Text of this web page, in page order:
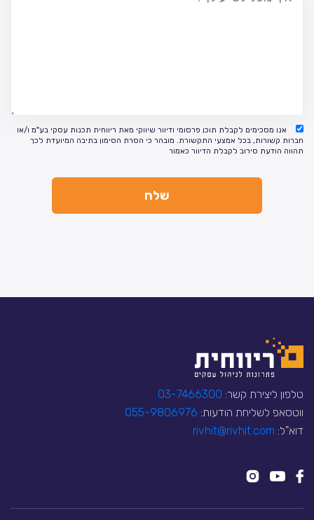
אנו מסכימים לקבלת תוכן פרסומי ודיוור שיווקי מאת ריווחית תכנות עסקי בע"מ ו/או
חברות קשורות, בכל אמצעי התקשורת. מובהר כי הסרת הסימון בתיבה המיועדת לכך
תהווה הודעת סירוב לקבלת הדיוור כאמור
טלפון ליצירת קשר: 03-7466300
ווטסאפ לשליחת הודעות: 055-9806976
דוא"ל: rivhit@rivhit.com